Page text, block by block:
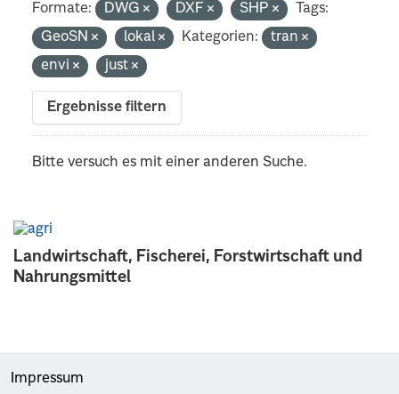
Landwirtschaft, Fischerei, Forstwirtschaft und
Nahrungsmittel
Formate: DWG DXF SHP
Tags:
GeoSN
lokal Kategorien:
tran
envi
just
Ergebnisse filtern
Bitte versuch es mit einer anderen Suche.
Impressum